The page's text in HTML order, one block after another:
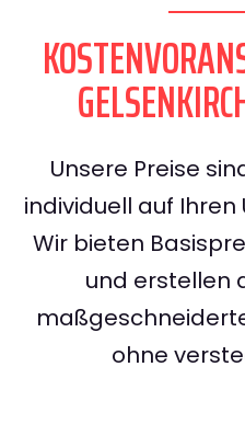
Unsere Preise
individuell auf
Wir bieten
und erstellen
ohne